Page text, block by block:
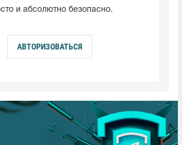
и абсолютно безопасно.
АВТОРИЗОВАТЬСЯ